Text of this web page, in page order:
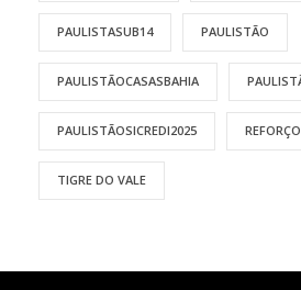
PAULISTASUB14 PAULISTÃO
PAULISTÃOCASASBAHIA
PAULISTÃOSICREDI2025 REFORÇO
TIGRE DO VALE